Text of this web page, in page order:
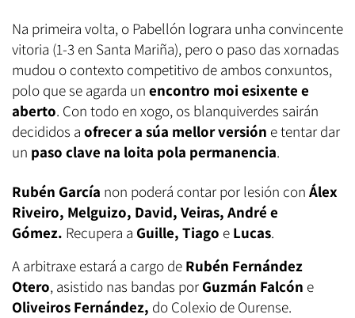
Na primeira volta, o Pabellón lograra unha convincente
vitoria (1-3 en Santa Mariña), pero o paso das xornadas
mudou o contexto competitivo de ambos conxuntos,
polo que se agarda un encontro moi esixente e
aberto. Con todo en xogo, os blanquiverdes sairán
decididos a ofrecer a súa mellor versión e tentar dar
un paso clave na loita pola permanencia.
Rubén García non poderá contar por lesión con Álex
Riveiro, Melguizo, David, Veiras, André e
Gómez. Recupera a Guille, Tiago e Lucas.
A arbitraxe estará a cargo de Rubén Fernández
Otero, asistido nas bandas por Guzmán Falcón e
Oliveiros Fernández, do Colexio de Ourense.